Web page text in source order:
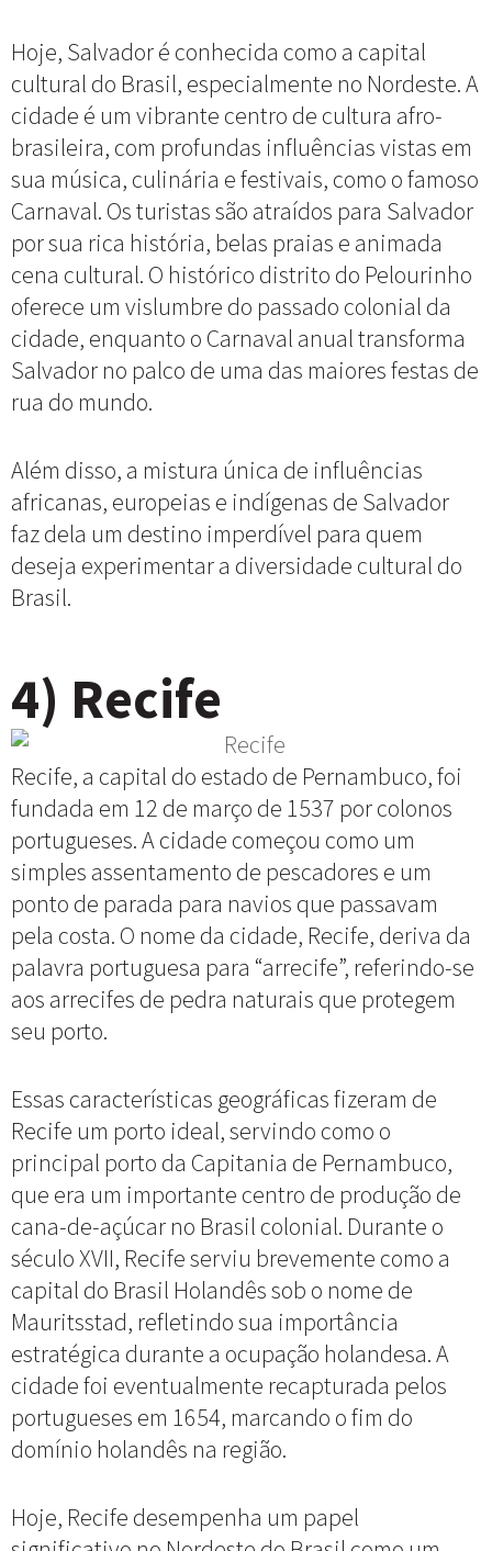
Hoje, Salvador é conhecida como a capital
cultural do Brasil, especialmente no Nordeste. A
cidade é um vibrante centro de cultura afro-
brasileira, com profundas influências vistas em
sua música, culinária e festivais, como o famoso
Carnaval. Os turistas são atraídos para Salvador
por sua rica história, belas praias e animada
cena cultural. O histórico distrito do Pelourinho
oferece um vislumbre do passado colonial da
cidade, enquanto o Carnaval anual transforma
Salvador no palco de uma das maiores festas de
rua do mundo.
Além disso, a mistura única de influências
africanas, europeias e indígenas de Salvador
faz dela um destino imperdível para quem
deseja experimentar a diversidade cultural do
Brasil.
4) Recife
Recife, a capital do estado de Pernambuco, foi
fundada em 12 de março de 1537 por colonos
portugueses. A cidade começou como um
simples assentamento de pescadores e um
ponto de parada para navios que passavam
pela costa. O nome da cidade, Recife, deriva da
palavra portuguesa para “arrecife”, referindo-se
aos arrecifes de pedra naturais que protegem
seu porto.
Essas características geográficas fizeram de
Recife um porto ideal, servindo como o
principal porto da Capitania de Pernambuco,
que era um importante centro de produção de
cana-de-açúcar no Brasil colonial. Durante o
século XVII, Recife serviu brevemente como a
capital do Brasil Holandês sob o nome de
Mauritsstad, refletindo sua importância
estratégica durante a ocupação holandesa. A
cidade foi eventualmente recapturada pelos
portugueses em 1654, marcando o fim do
domínio holandês na região.
Hoje, Recife desempenha um papel